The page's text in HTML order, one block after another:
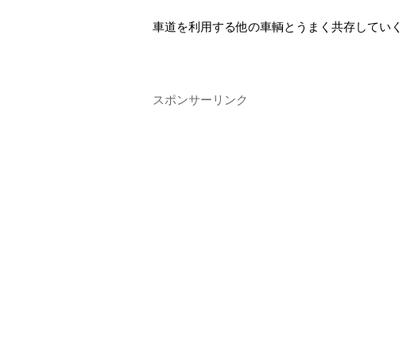
車道を利用する他の車輌とうまく共存してい
スポンサーリンク